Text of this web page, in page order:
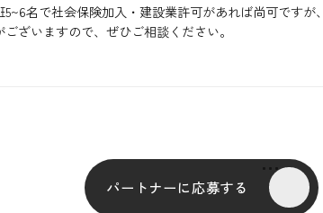
5~6名で社会保険加入・建設業許可があれば尚可です
ございますので、ぜひご相談ください。
パートナーに応募する